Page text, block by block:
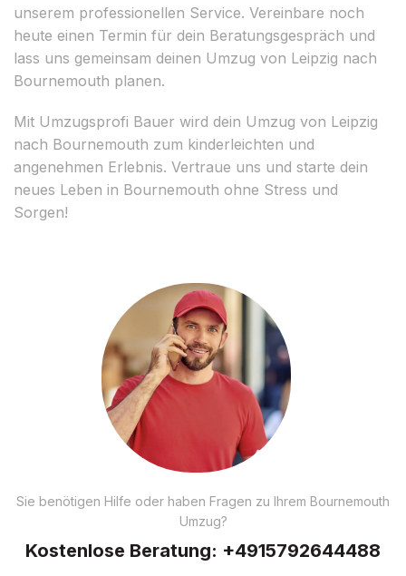
unserem professionellen Service. Vereinbare noch
heute einen Termin für dein Beratungsgespräch und
lass uns gemeinsam deinen Umzug von Leipzig nach
Bournemouth planen.
Mit Umzugsprofi Bauer wird dein Umzug von Leipzig
nach Bournemouth zum kinderleichten und
angenehmen Erlebnis. Vertraue uns und starte dein
neues Leben in Bournemouth ohne Stress und
Sorgen!
Sie benötigen Hilfe oder haben Fragen zu Ihrem Bournemouth
Umzug?
Kostenlose Beratung: +4915792644488